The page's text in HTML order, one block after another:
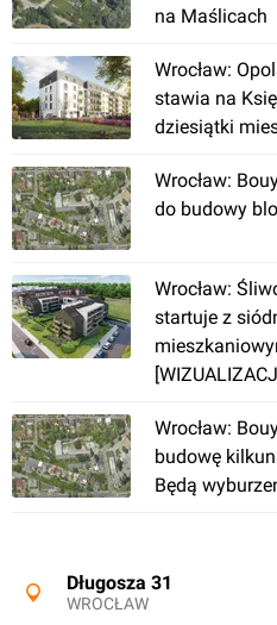
[Wrocław] Osiedle, ul.
Wrocław
[Wrocław] Osiedle
na Maślicach
Wrocław:
stawia na
dziesiątki
Wrocław:
do budowy
Wrocław:
startuje z
Wrocław:
budowę
Będą
Długosza 31
WROCŁAW